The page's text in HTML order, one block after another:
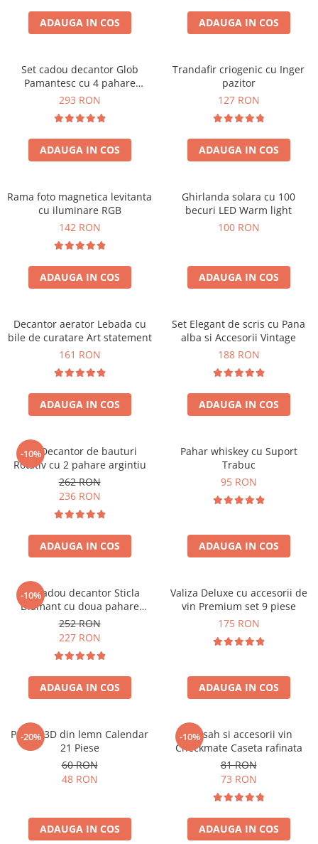
Cadouri Fete
Pentru Copilul din tine
Cadouri de Casa Noua
Cadouri Majorat
Cadouri pentru Nasi
Cadouri pentru Bunici
Cadouri pentru Prieteni
Cel ce are tot
Cadouri Nunta si Cununie civila
Cani si Termosuri
Jocuri si Puzzle
Seturi de caligrafie
Cadouri Sfantul Alexandru
Cadouri Constantin si Elena
Cadouri Sfanta Maria
Cadouri Sfintii Mihail si Gavriil
ADAUGA IN COS ADAUGA IN COS
Set cadou decantor Glob
Pamantesc cu 4 pahare
Deluxe
293 RON
ADAUGA IN COS
Trandafir criogenic cu Inger
pazitor
127 RON
ADAUGA IN COS
Rama foto magnetica levitanta
cu iluminare RGB
142 RON
ADAUGA IN COS
Ghirlanda solara cu 100
becuri LED Warm light
100 RON
ADAUGA IN COS
Decantor aerator Lebada cu
bile de curatare Art statement
161 RON
ADAUGA IN COS
Set Elegant de scris cu Pana
alba si Accesorii Vintage
188 RON
ADAUGA IN COS
-10%
Set Decantor de bauturi
Rotativ cu 2 pahare argintiu
262 RON
236 RON
ADAUGA IN COS
Pahar whiskey cu Suport
Trabuc
95 RON
ADAUGA IN COS
-10%
Set cadou decantor Sticla
Diamant cu doua pahare
Deluxe
252 RON
227 RON
ADAUGA IN COS
Valiza Deluxe cu accesorii de
vin Premium set 9 piese
175 RON
ADAUGA IN COS
-20%
Puzzle 3D din lemn Calendar
21 Piese
60 RON
48 RON
ADAUGA IN COS
-10%
Set sah si accesorii vin
Checkmate Caseta rafinata
81 RON
73 RON
ADAUGA IN COS